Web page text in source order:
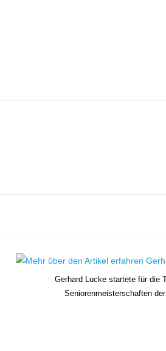
Gerhard Lucke startete für die
Seniorenmeisterschaften